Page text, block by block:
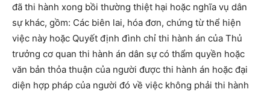
đã thi hành xong bồi thường thiệt hại hoặc nghĩa vụ dân
sự khác, gồm: Các biên lai, hóa đơn, chứng từ thể hiện
việc này hoặc Quyết định đình chỉ thi hành án của Thủ
trưởng cơ quan thi hành án dân sự có thẩm quyền hoặc
văn bản thỏa thuận của người được thi hành án hoặc đại
diện hợp pháp của người đó về việc không phải thi hành